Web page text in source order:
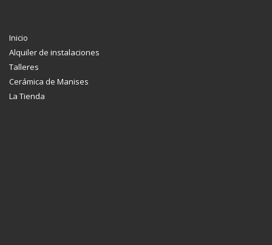
Inicio
Alquiler de instalaciones
Talleres
Cerámica de Manises
La Tienda